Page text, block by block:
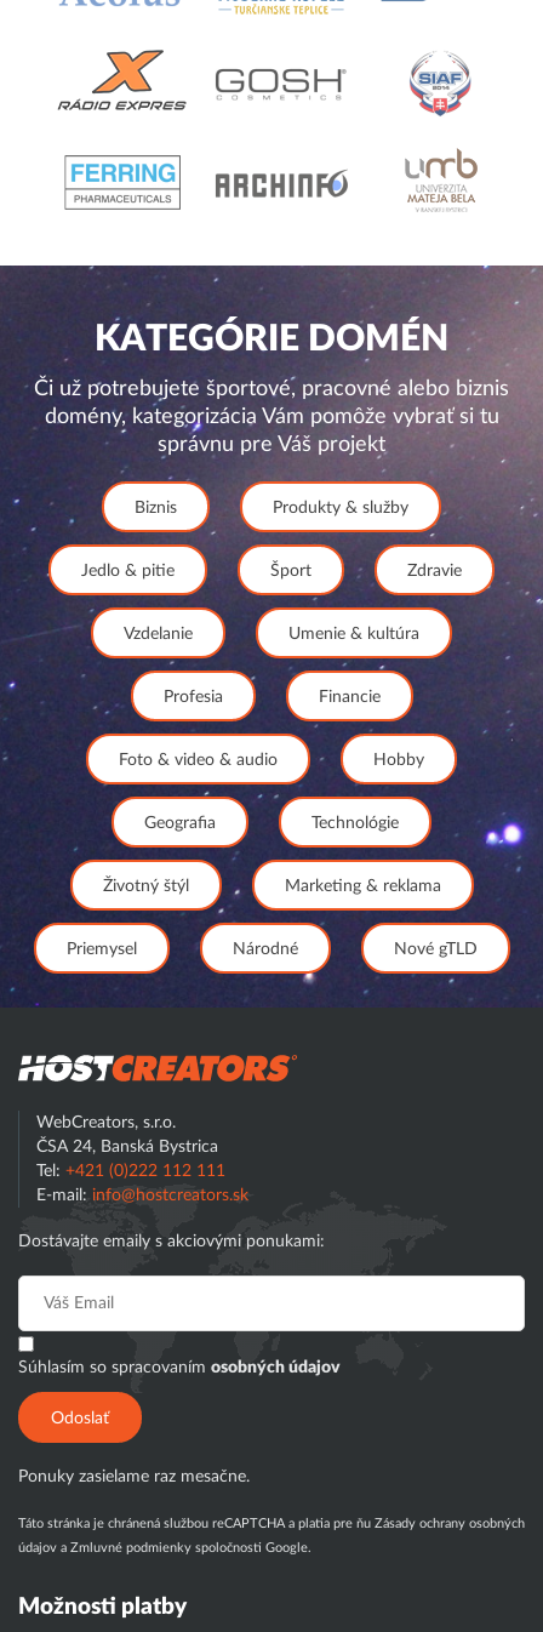
KATEGÓRIE DOMÉN
Či už potrebujete športové, pracovné alebo biznis
domény, kategorizácia Vám pomôže vybrať si tu
správnu pre Váš projekt
Biznis Produkty & služby
Jedlo & pitie Šport Zdravie
Vzdelanie Umenie & kultúra
Profesia Financie
Foto & video & audio Hobby
Geografia Technológie
Životný štýl Marketing & reklama
Priemysel Národné Nové gTLD
WebCreators, s.r.o.
ČSA 24, Banská Bystrica
Tel: +421 (0)222 112 111
E-mail: info@hostcreators.sk
Dostávajte emaily s akciovými ponukami:
Súhlasím so spracovaním osobných údajov
Odoslať
Ponuky zasielame raz mesačne.
Táto stránka je chránená službou reCAPTCHA a platia pre ňu Zásady ochrany osobných
údajov a Zmluvné podmienky spoločnosti Google.
Možnosti platby